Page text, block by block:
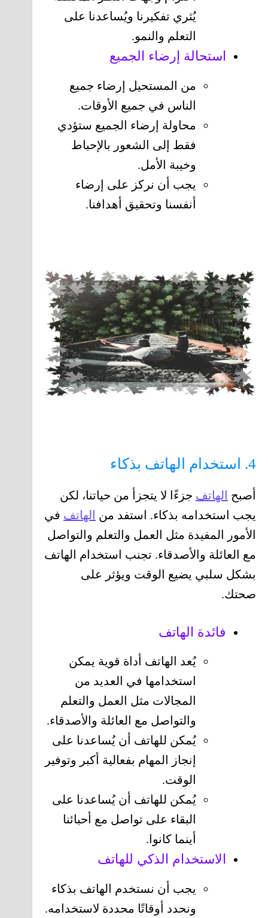
يُثري تفكيرنا ويُساعدنا على
التعلم والنمو.
استحالة إرضاء الجميع
من المستحيل إرضاء جميع
الناس في جميع الأوقات.
محاولة إرضاء الجميع ستؤدي
فقط إلى الشعور بالإحباط
وخيبة الأمل.
يجب أن نركز على إرضاء
أنفسنا وتحقيق أهدافنا.
4. استخدام الهاتف بذكاء
أصبح الهاتف جزءًا لا يتجزأ من حياتنا، لكن
يجب استخدامه بذكاء. استفد من الهاتف في
الأمور المفيدة مثل العمل والتعلم والتواصل
مع العائلة والأصدقاء. تجنب استخدام الهاتف
بشكل سلبي يضيع الوقت ويؤثر على
صحتك.
فائدة الهاتف
يُعد الهاتف أداة قوية يمكن
استخدامها في العديد من
المجالات مثل العمل والتعلم
والتواصل مع العائلة والأصدقاء.
يُمكن للهاتف أن يُساعدنا على
إنجاز المهام بفعالية أكبر وتوفير
الوقت.
يُمكن للهاتف أن يُساعدنا على
البقاء على تواصل مع أحبائنا
أينما كانوا.
الاستخدام الذكي للهاتف
يجب أن نستخدم الهاتف بذكاء
ونحدد أوقاتًا محددة لاستخدامه.